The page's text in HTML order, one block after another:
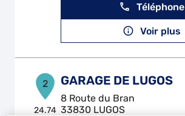
Téléphone
Voir plus
2
24.74
GARAGE DE LUGOS
8 Route du Bran
33830 LUGOS